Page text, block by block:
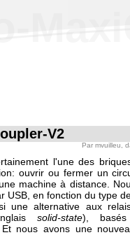
V2
Par mvuilleu ,
l'une des
ouvrir ou fermer un
machine à distance.
USB, en fonction du type
une alternative aux
solid-state),
Et nous avons une